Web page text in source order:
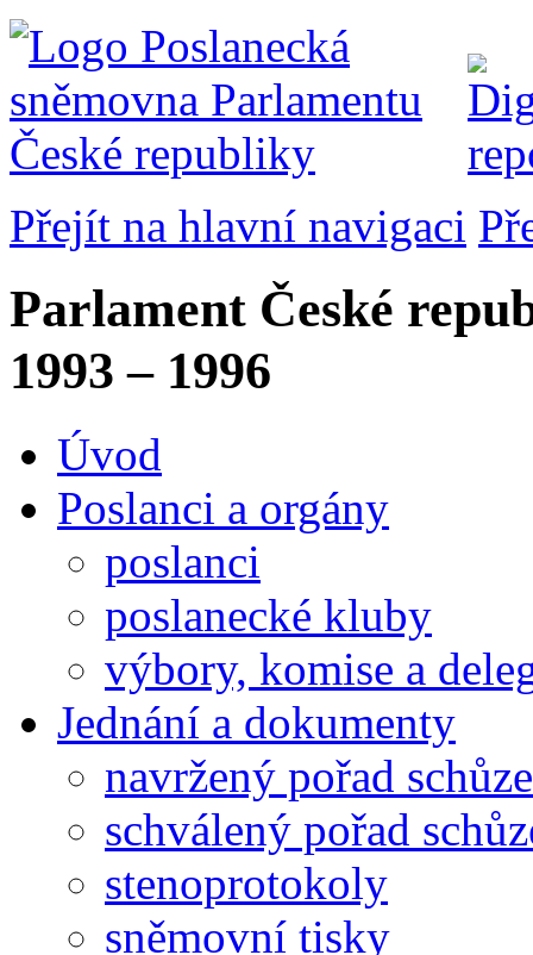
Přejít na hlavní navigaci
Parlament České
1993 – 1996
Úvod
Poslanci a orgány
poslanci
poslanecké kluby
výbory, komise a
Jednání a dokumenty
navržený pořad schůze
schválený pořad
stenoprotokoly
sněmovní tisky